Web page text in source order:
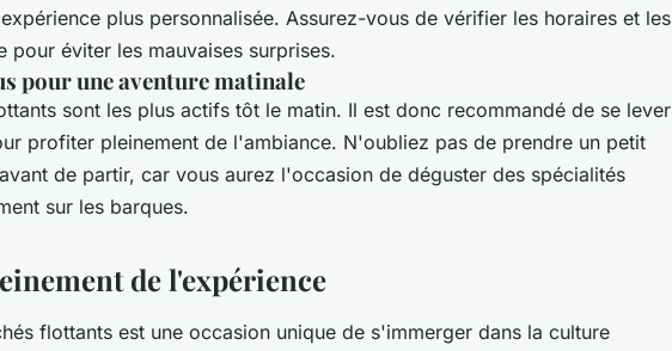
plus personnalisée. Assurez-vous de vérifier les horaires et les
pour éviter les mauvaises surprises.
pour une aventure matinale
sont les plus actifs tôt le matin. Il est donc recommandé de se lever
profiter pleinement de l'ambiance. N'oubliez pas de prendre un petit
de partir, car vous aurez l'occasion de déguster des spécialités
sur les barques.
de l'expérience
flottants est une occasion unique de s'immerger dans la culture